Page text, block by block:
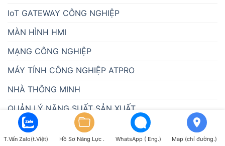
IoT GATEWAY CÔNG NGHIỆP
MÀN HÌNH HMI
MẠNG CÔNG NGHIỆP
MÁY TÍNH CÔNG NGHIỆP ATPRO
NHÀ THÔNG MINH
QUẢN LÝ NĂNG SUẤT SẢN XUẤT
QUẢN LÝ TRANG TRẠI CHĂN NUÔI
T.Vấn Zalo(t.Việt) Hồ Sơ Năng Lực . WhatsApp ( Eng.) Map (chỉ đường.)